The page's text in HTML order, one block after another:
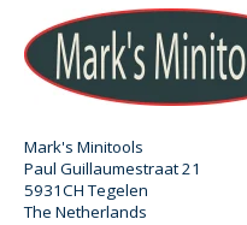
Mark's Minitools
Paul Guillaumestraat 21
5931CH Tegelen
The Netherlands